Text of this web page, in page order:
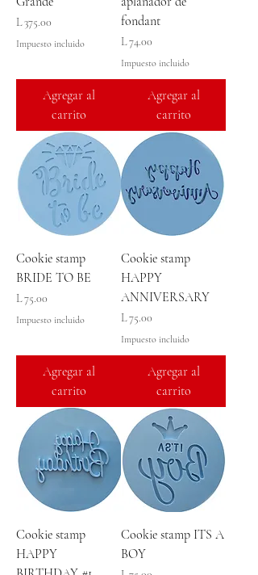
Precio
L 375.00
Impuesto incluido
Agregar al
carrito
fondant
Precio
L 74.00
Impuesto incluido
Agregar al
carrito
Cookie stamp
BRIDE TO BE
Precio
L 75.00
Impuesto incluido
Agregar al
carrito
Cookie stamp
HAPPY
ANNIVERSARY
Precio
L 75.00
Impuesto incluido
Agregar al
carrito
Cookie stamp
HAPPY
Cookie stamp ITS A
BOY